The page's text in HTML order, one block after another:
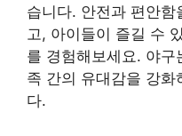
습니다. 안전과 편안함
고, 아이들이 즐길 수
를 경험해보세요. 야
족 간의 유대감을 강화
다.